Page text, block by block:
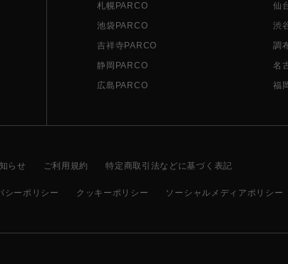
札幌PARCO 仙
池袋PARCO
渋
吉祥寺PARCO
調
静岡PARCO
名
広島PARCO
福
らせ ご利用規約 特定商取引法などに基づく表記
シーポリシー クッキーポリシー ソーシャルメディアポリシー